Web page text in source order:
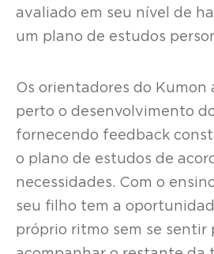
avaliado em seu nível de
um plano de estudos
Os orientadores do Kumon
perto o desenvolvimento
fornecendo feedback
o plano de estudos de
necessidades. Com o
seu filho tem a
próprio ritmo sem se sentir